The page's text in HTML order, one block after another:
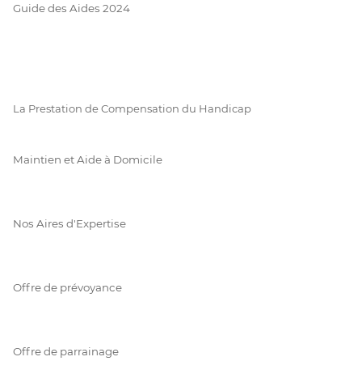
Guide des Aides 2024
La Prestation de Compensation du Handicap
Maintien et Aide à Domicile
Nos Aires d'Expertise
Offre de prévoyance
Offre de parrainage